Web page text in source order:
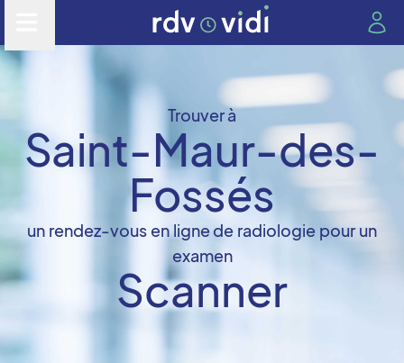
Trouver à
Saint-Maur-des-
Fossés
un rendez-vous en ligne de radiologie pour un
examen
Scanner